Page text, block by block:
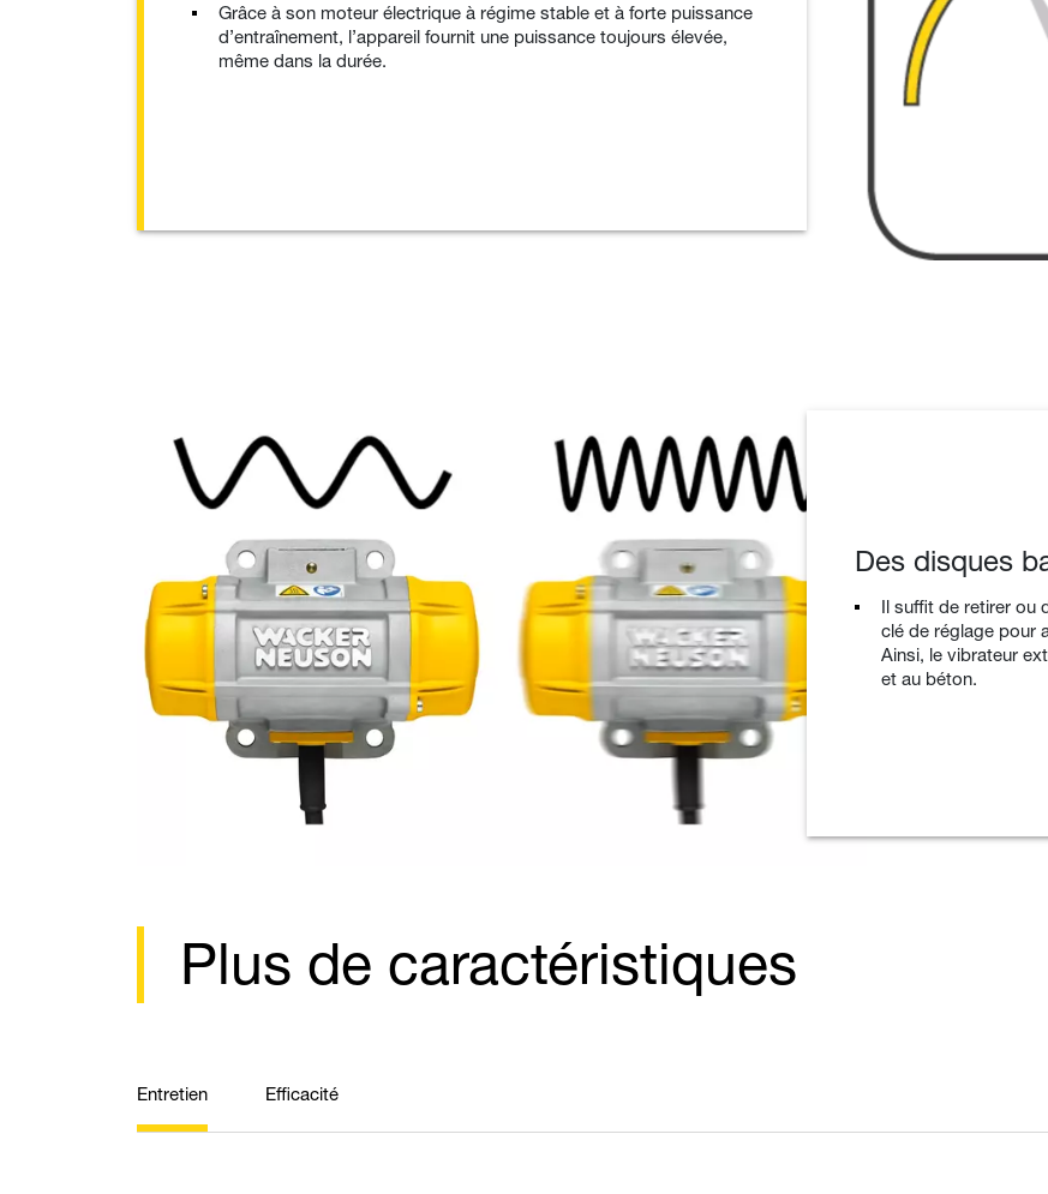
Grâce à son moteur électrique à régime stable et à forte puissance
d’entraînement, l’appareil fournit une puissance toujours élevée,
même dans la durée.
Des disques
Il suffit de retirer ou
clé de réglage pour
Ainsi, le vibrateur
et au béton.
Plus de caractéristiques
Entretien Efficacité